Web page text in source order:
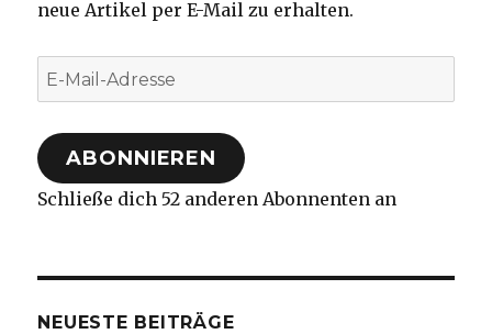
neue Artikel per E-Mail zu erhalten.
E-
Mail-
Adresse
ABONNIEREN
Schließe dich 52 anderen Abonnenten an
NEUESTE BEITRÄGE